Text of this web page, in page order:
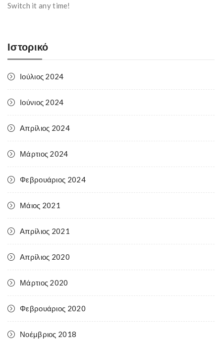
Switch it any time!
Ιστορικό
Ιούλιος 2024
Ιούνιος 2024
Απρίλιος 2024
Μάρτιος 2024
Φεβρουάριος 2024
Μάιος 2021
Απρίλιος 2021
Απρίλιος 2020
Μάρτιος 2020
Φεβρουάριος 2020
Νοέμβριος 2018